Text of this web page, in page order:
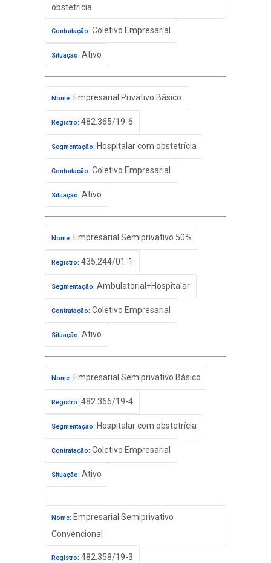
obstetrícia
Contratação: Coletivo Empresarial
Situação: Ativo
Nome: Empresarial Privativo Básico
Registro: 482.365/19-6
Segmentação: Hospitalar com obstetrícia
Contratação: Coletivo Empresarial
Situação: Ativo
Nome: Empresarial Semiprivativo 50%
Registro: 435.244/01-1
Segmentação: Ambulatorial+Hospitalar
Contratação: Coletivo Empresarial
Situação: Ativo
Nome: Empresarial Semiprivativo Básico
Registro: 482.366/19-4
Segmentação: Hospitalar com obstetrícia
Contratação: Coletivo Empresarial
Situação: Ativo
Nome: Empresarial Semiprivativo
Convencional
Registro: 482.358/19-3